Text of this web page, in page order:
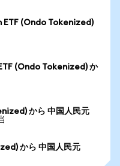
ETF (Ondo Tokenized)
(Ondo Tokenized) か
から 中国人民元
から 中国人民元